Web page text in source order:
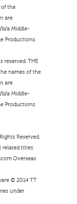
of the
are
b/a Middle-
Productions,
reserved. THE
names of the
are
b/a Middle-
Productions,
Reserved.
related titles,
Overseas
© 2014 TT
under